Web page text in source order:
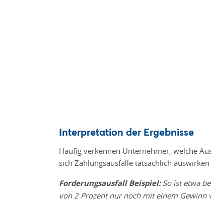
Interpretation der Ergebnisse
Häufig verkennen Unternehmer, welche
sich Zahlungsausfälle tatsächlich
Forderungsausfall Beispiel:So ist etwa
von 2 Prozent nur noch mit einem